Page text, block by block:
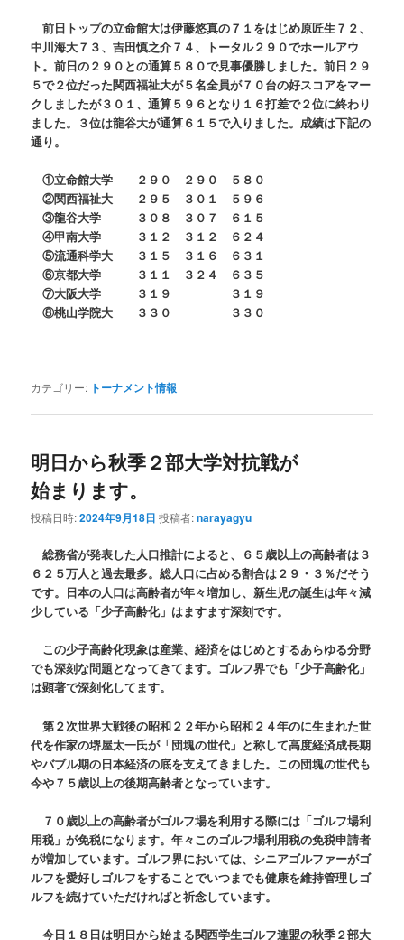
前日トップの立命館大は伊藤悠真の７１をはじめ原匠生７２、
中川海大７３、吉田慎之介７４、トータル２９０でホールアウ
ト。前日の２９０との通算５８０で見事優勝しました。前日２９
５で２位だった関西福祉大が５名全員が７０台の好スコアをマー
クしましたが３０１、通算５９６となり１６打差で２位に終わり
ました。３位は龍谷大が通算６１５で入りました。成績は下記の
通り。
①立命館大学 ２９０ ２９０ ５８０
②関西福祉大 ２９５ ３０１ ５９６
③龍谷大学 ３０８ ３０７ ６１５
④甲南大学 ３１２ ３１２ ６２４
⑤流通科学大 ３１５ ３１６ ６３１
⑥京都大学 ３１１ ３２４ ６３５
⑦大阪大学 ３１９ ３１９
⑧桃山学院大 ３３０ ３３０
カテゴリー: トーナメント情報
明日から秋季２部大学対抗戦が
始まります。
投稿日時:2024年9月18日 投稿者:narayagyu
総務省が発表した人口推計によると、６５歳以上の高齢者は３
６２５万人と過去最多。総人口に占める割合は２９・３％だそう
です。日本の人口は高齢者が年々増加し、新生児の誕生は年々減
少している「少子高齢化」はますます深刻です。
この少子高齢化現象は産業、経済をはじめとするあらゆる分野
でも深刻な問題となってきてます。ゴルフ界でも「少子高齢化」
は顕著で深刻化してます。
第２次世界大戦後の昭和２２年から昭和２４年のに生まれた世
代を作家の堺屋太一氏が「団塊の世代」と称して高度経済成長期
やバブル期の日本経済の底を支えてきました。この団塊の世代も
今や７５歳以上の後期高齢者となっています。
７０歳以上の高齢者がゴルフ場を利用する際には「ゴルフ場利
用税」が免税になります。年々このゴルフ場利用税の免税申請者
が増加しています。ゴルフ界においては、シニアゴルファーがゴ
ルフを愛好しゴルフをすることでいつまでも健康を維持管理しゴ
ルフを続けていただければと祈念しています。
今日１８日は明日から始まる関西学生ゴルフ連盟の秋季２部大